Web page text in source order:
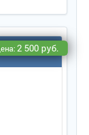
2 500 руб.